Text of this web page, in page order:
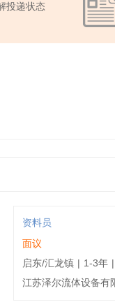
投递状态
资料员
面议
启东/汇龙镇 | 1-3年 |
江苏泽尔流体设备有